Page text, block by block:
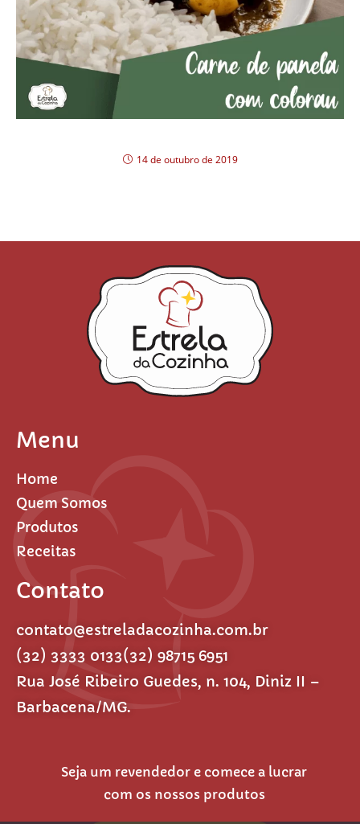
14 de outubro de 2019
Menu
Home
Quem Somos
Produtos
Receitas
Contato
contato@estreladacozinha.com.br
(32) 3333 0133(32) 98715 6951
Rua José Ribeiro Guedes, n. 104, Diniz II –
Barbacena/MG.
Seja um revendedor e comece a lucrar
com os nossos produtos